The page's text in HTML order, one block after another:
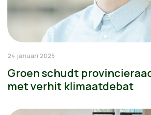
24 januari 2025
Groen schudt
met verhit klimaatdebat